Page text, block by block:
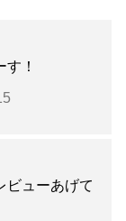
！
ビューあげて